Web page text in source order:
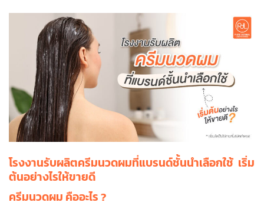
โรงงานรับผลิตครีมนวดผมที่แบรนด์ชั้นนำเลือกใช้ เริ่ม
ต้นอย่างไรให้ขายดี
ครีมนวดผม คืออะไร ?